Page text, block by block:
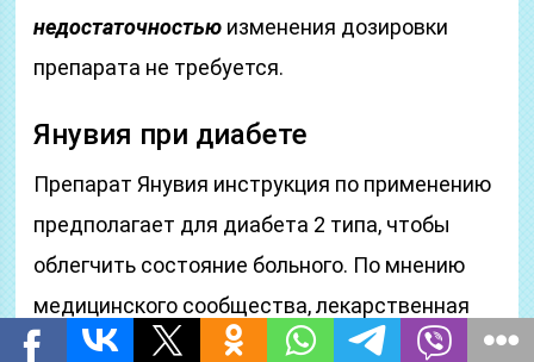
недостаточностью изменения дозировки
препарата не требуется.
Янувия при диабете
Препарат Янувия инструкция по применению
предполагает для диабета 2 типа, чтобы
облегчить состояние больного. По мнению
медицинского сообщества, лекарственная
форма позволяет стабилизировать перепады